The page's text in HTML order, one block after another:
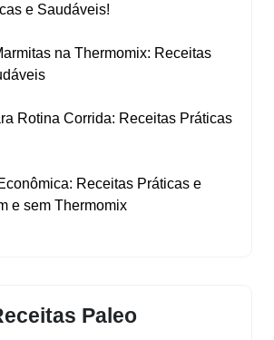
e Saudáveis!
na Thermomix: Receitas
Rotina Corrida: Receitas Práticas
Receitas Práticas e
e sem Thermomix
Paleo